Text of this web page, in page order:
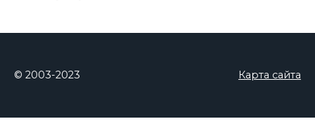
© 2003-2023 Карта сайта